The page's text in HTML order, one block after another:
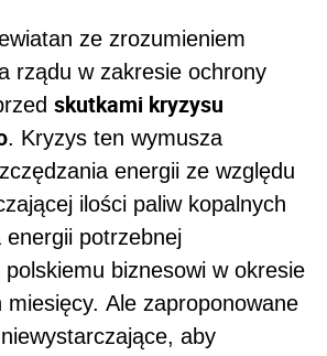
ze zrozumieniem
rządu w zakresie ochrony
skutkami kryzysu
. Kryzys ten wymusza
energii ze względu
ilości paliw kopalnych
potrzebnej
biznesowi w okresie
miesięcy. Ale zaproponowane
aby